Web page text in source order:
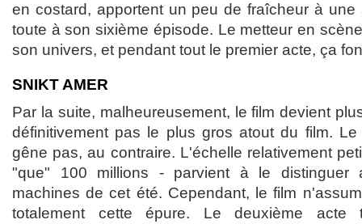
en costard, apportent un peu de fraîcheur à
toute à son sixième épisode. Le metteur en
son univers, et pendant tout le premier acte, ça
SNIKT AMER
Par la suite, malheureusement, le film devient
définitivement pas le plus gros atout du film.
gêne pas, au contraire. L'échelle relativement
"que" 100 millions - parvient à le distinguer
machines de cet été. Cependant, le film
totalement cette épure. Le deuxième acte